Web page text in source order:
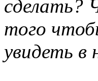
сделать?
того
увидеть в